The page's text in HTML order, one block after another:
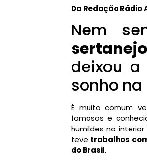
Da Redação Rádio
Nem
deixou
sonho na
É muito comum
famosos e
humildes no
teve trabalhos
do Brasil.